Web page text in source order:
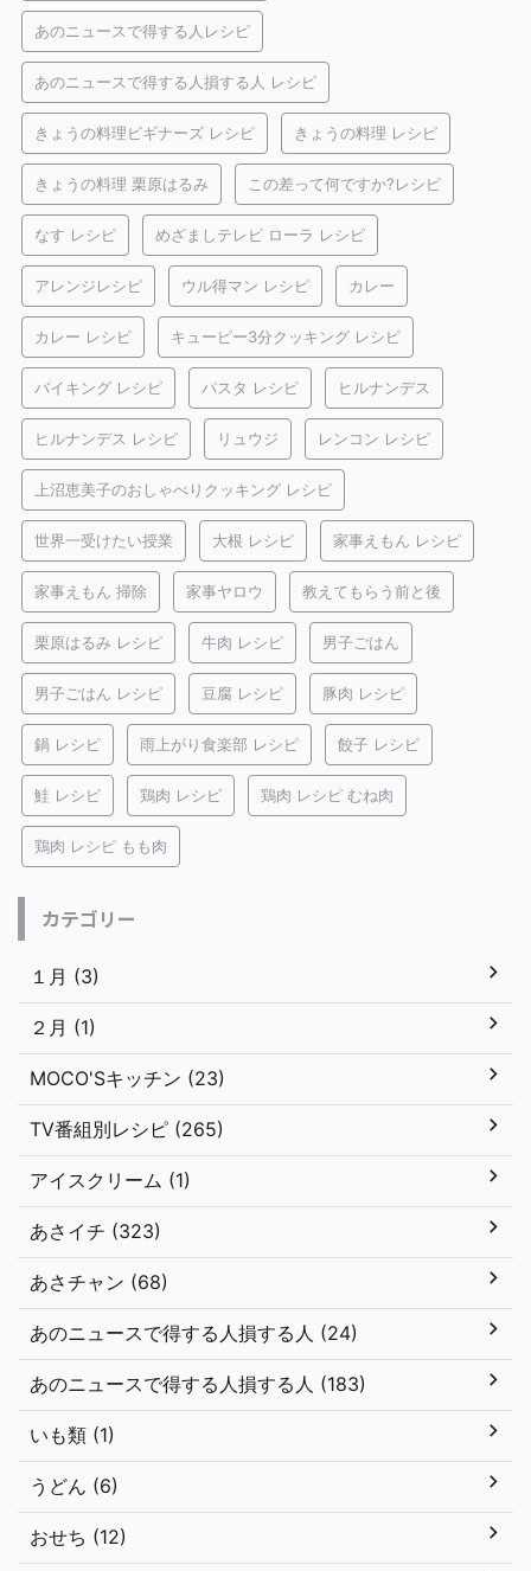
あのニュースで得する人レシピ
あのニュースで得する人損する人 レシピ
きょうの料理ビギナーズ レシピ きょうの料理 レシピ
きょうの料理 栗原はるみ この差って何ですか?レシピ
なす レシピ めざましテレビ ローラ レシピ
アレンジレシピ ウル得マン レシピ カレー
カレー レシピ キューピー3分クッキング レシピ
バイキング レシピ パスタ レシピ ヒルナンデス
ヒルナンデス レシピ リュウジ レンコン レシピ
上沼恵美子のおしゃべりクッキング レシピ
世界一受けたい授業 大根 レシピ 家事えもん レシピ
家事えもん 掃除 家事ヤロウ 教えてもらう前と後
栗原はるみ レシピ 牛肉 レシピ 男子ごはん
男子ごはん レシピ 豆腐 レシピ 豚肉 レシピ
鍋 レシピ 雨上がり食楽部 レシピ 餃子 レシピ
鮭 レシピ 鶏肉 レシピ 鶏肉 レシピ むね肉
鶏肉 レシピ もも肉
カテゴリー
１月 (3)
２月 (1)
MOCO'Sキッチン (23)
TV番組別レシピ (265)
アイスクリーム (1)
あさイチ (323)
あさチャン (68)
あのニュースで得する人損する人 (24)
あのニュースで得する人損する人 (183)
いも類 (1)
うどん (6)
おせち (12)